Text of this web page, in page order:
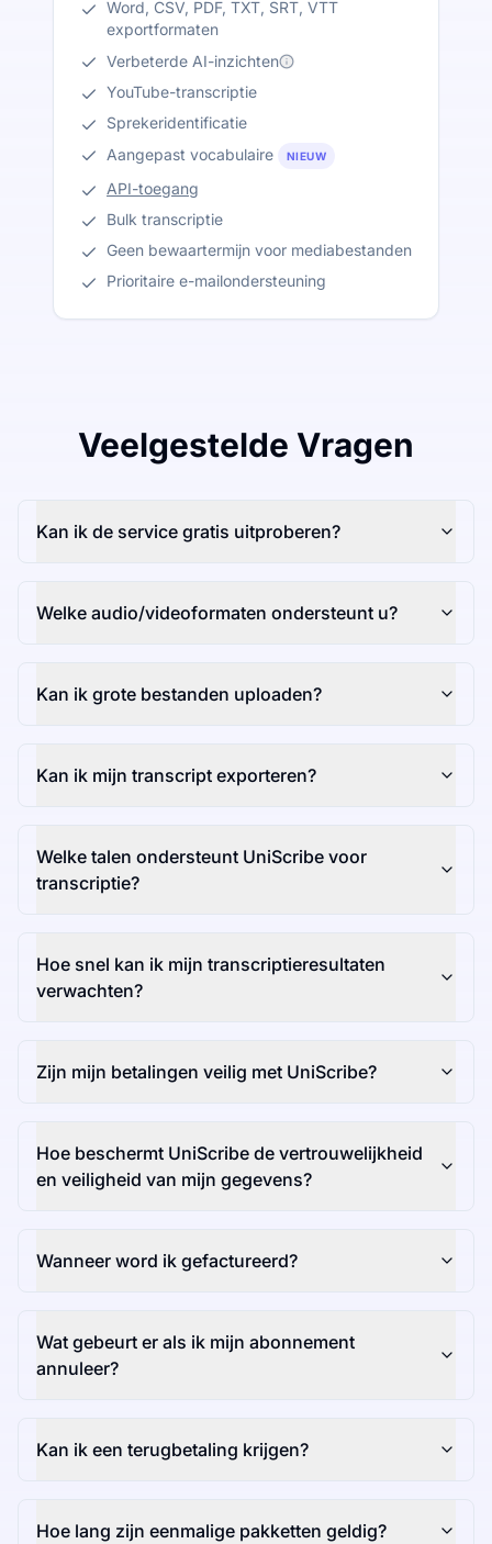
Word, CSV, PDF, TXT, SRT, VTT
exportformaten
Verbeterde AI-inzichten
YouTube-transcriptie
Sprekeridentificatie
Aangepast vocabulaire
NIEUW
API-toegang
Bulk transcriptie
Geen bewaartermijn voor mediabestanden
Prioritaire e-mailondersteuning
Veelgestelde Vragen
Kan ik de service gratis uitproberen?
Welke audio/videoformaten ondersteunt u?
Kan ik grote bestanden uploaden?
Kan ik mijn transcript exporteren?
Welke talen ondersteunt UniScribe voor
transcriptie?
Hoe snel kan ik mijn transcriptieresultaten
verwachten?
Zijn mijn betalingen veilig met UniScribe?
Hoe beschermt UniScribe de vertrouwelijkheid
en veiligheid van mijn gegevens?
Wanneer word ik gefactureerd?
Wat gebeurt er als ik mijn abonnement
annuleer?
Kan ik een terugbetaling krijgen?
Hoe lang zijn eenmalige pakketten geldig?